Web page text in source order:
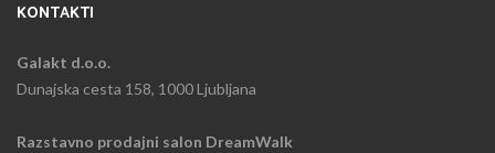
KONTAKTI
Galakt d.o.o.
Dunajska cesta 158, 1000 Ljubljana
Razstavno prodajni salon DreamWalk